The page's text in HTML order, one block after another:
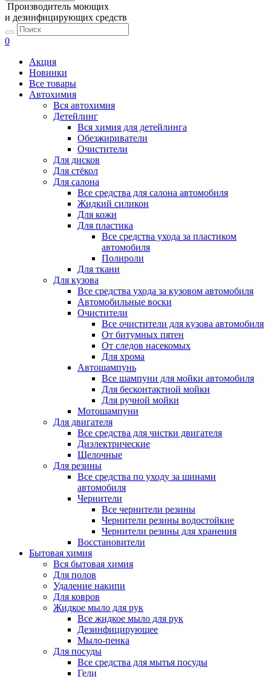
Производитель моющих
и дезинфицирующих средств
0
Акция
Новинки
Все товары
Автохимия
Вся автохимия
Детейлинг
Вся химия для детейлинга
Обезжириватели
Очистители
Для дисков
Для стёкол
Для салона
Все средства для салона автомобиля
Жидкий силикон
Для кожи
Для пластика
Все средства ухода за пластиком
автомобиля
Полироли
Для ткани
Для кузова
Все средства ухода за кузовом автомобиля
Автомобильные воски
Очистители
Все очистители для кузова автомобиля
От битумных пятен
От следов насекомых
Для хрома
Автошампунь
Все шампуни для мойки автомобиля
Для бесконтактной мойки
Для ручной мойки
Мотошампуни
Для двигателя
Все средства для чистки двигателя
Диэлектрические
Щелочные
Для резины
Все средства по уходу за шинами
автомобиля
Чернители
Все чернители резины
Чернители резины водостойкие
Чернители резины для хранения
Восстановители
Бытовая химия
Вся бытовая химия
Для полов
Удаление накипи
Для ковров
Жидкое мыло для рук
Все жидкое мыло для рук
Дезинфицирующее
Мыло-пенка
Для посуды
Все средства для мытья посуды
Гели